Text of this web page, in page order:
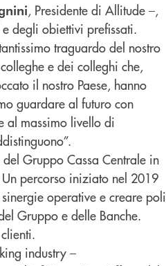
, Presidente di Allitude –,
degli obiettivi prefissati.
traguardo del nostro
e dei colleghi che,
il nostro Paese, hanno
guardare al futuro con
al massimo livello di
Gruppo Cassa Centrale in
percorso iniziato nel 2019
operative e creare poli
Gruppo e delle Banche.
industry –